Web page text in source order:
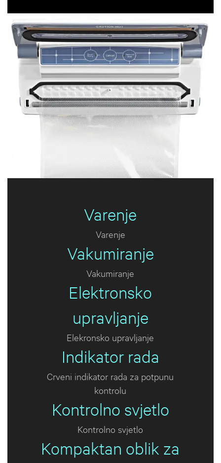
Varenje
Varenje
Vakumiranje
Vakumiranje
Elektronsko
upravljanje
Elekronsko upravljanje
Indikator rada
Crveni indikator rada za potpunu
kontrolu
Kontrolno svjetlo
Kontrolno svjetlo
Kompaktan oblik za